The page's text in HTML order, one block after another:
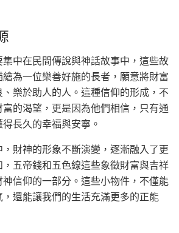
中在民間傳說與神話故事中，這些故
為一位樂善好施的長者，願意將財富
樂於助人的人。這種信仰的形成，不
的渴望，更是因為他們相信，只有通
長久的幸福與安寧。
財神的形象不斷演變，逐漸融入了更
五帝錢和五色線這些象徵財富與吉祥
信仰的一部分。這些小物件，不僅能
還能讓我們的生活充滿更多的正能